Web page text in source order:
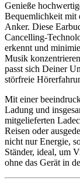
Genieße
Bequemlichkeit mit
Anker. Diese
Cancelling-
erkennt und
Musik
passt sich Deiner
störfreie
Mit einer
Ladung und
mitgelieferten
Reisen oder
nicht nur Energie,
Ständer, ideal, um
ohne das Gerät in